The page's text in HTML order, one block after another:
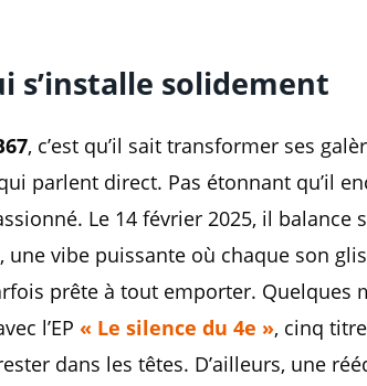
s’installe solidement
, c’est qu’il sait transformer ses
parlent direct. Pas étonnant qu’il
Le 14 février 2025, il balance
, une vibe puissante où chaque son
prête à tout emporter. Quelques
l’EP « Le silence du 4e », cinq
dans les têtes. D’ailleurs, une